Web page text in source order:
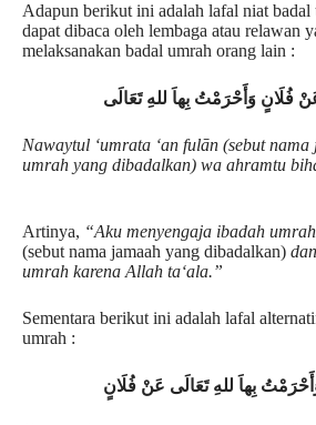
Adapun berikut ini adalah lafal niat badal
dapat dibaca oleh lembaga atau relawan
melaksanakan badal umrah orang lain :
فُلَانٍ وَأَحْرَمْتُ بِهاَ للهِ تَعَالَى
Nawaytul ‘umrata ‘an fulān (sebut nama
umrah yang dibadalkan) wa ahramtu
Artinya, “Aku menyengaja ibadah
(sebut nama jamaah yang dibadalkan)
umrah karena Allah ta‘ala.”
Sementara berikut ini adalah lafal
umrah :
بِهاَ للهِ تَعَالَى عَنْ فُلَانٍ